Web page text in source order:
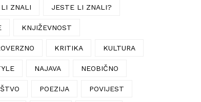
ZNALI JESTE LI ZNALI?
KNJIŽEVNOST
KRITIKA KULTURA
NAJAVA NEOBIČNO
POEZIJA POVIJEST